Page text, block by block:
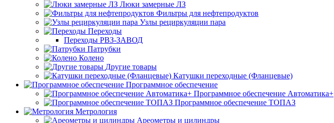
Люки замерные ЛЗ
Фильтры для нефтепродуктов
Узлы рециркуляции пара
Переходы
Переходы РВЗ-ЗАВОД
Патрубки
Колено
Другие товары
Катушки переходные (Фланцевые)
Программное обеспечение
Программное обеспечение Автоматика+
Программное обеспечение ТОПАЗ
Метрология
Ареометры и цилиндры